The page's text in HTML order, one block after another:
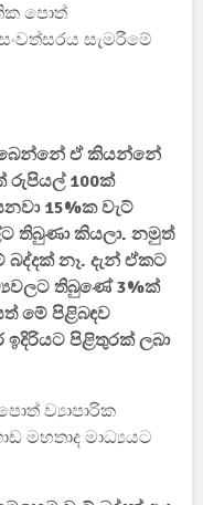
පොත්
සැමරීමේ
ඒ කියන්නේ
රුපියල් 100ක්
15%ක වැට්
තිබුණා කියලා. නමුත්
බද්දක් නෑ. දැන් ඒකට
තිබුණේ 3%ක්
මේ පිළිබඳව
පිළිතුරක් ලබා
ව්‍යාපාරික
මහතාද මාධ්‍යයට